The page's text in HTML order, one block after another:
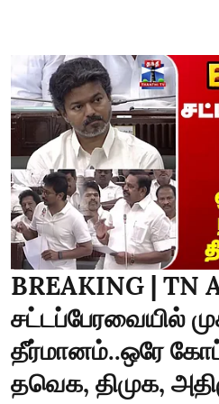
BREAKING | TN
சட்டப்பேரவையில்
தீர்மானம்..ஒரே
தவெக, திமுக,